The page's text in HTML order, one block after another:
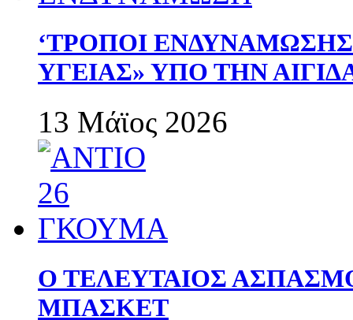
‘ΤΡΟΠΟΙ
ΥΓΕΙΑΣ» ΥΠΟ ΤΗΝ
13 Μάϊος 2026
Ο ΤΕΛΕΥΤΑΙΟΣ
ΜΠΑΣΚΕΤ